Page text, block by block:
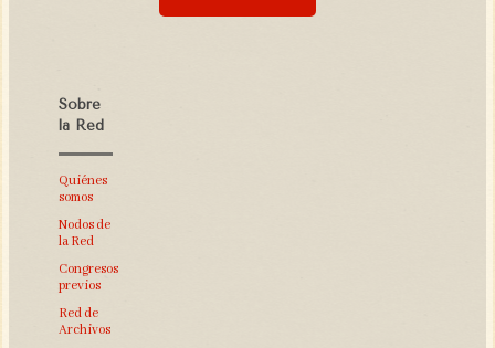
Sobre
la Red
Quiénes
somos
Nodos de
la Red
Congresos
previos
Red de
Archivos